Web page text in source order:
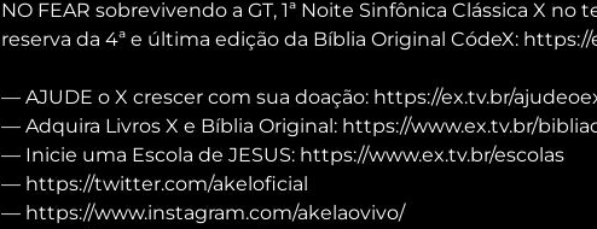
NO FEAR sobrevivendo a GT, 1ª Noite Sinfônica Clássica X no
reserva da 4ª e última edição da Bíblia Original CódeX:
— AJUDE o X crescer com sua doação: https://ex.tv.br/
— Adquira Livros X e Bíblia Original: https://www.ex.tv.br/
— Inicie uma Escola de JESUS: https://www.ex.tv.br/escolas
— https://twitter.com/akeloficial
— https://www.instagram.com/akelaovivo/